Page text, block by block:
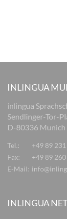
INLINGUA
inlingua
Sendlinger-Tor-
D-80336 Munich
Tel.:
+49 89
Fax:
+49 89
E-Mail:
INLINGUA